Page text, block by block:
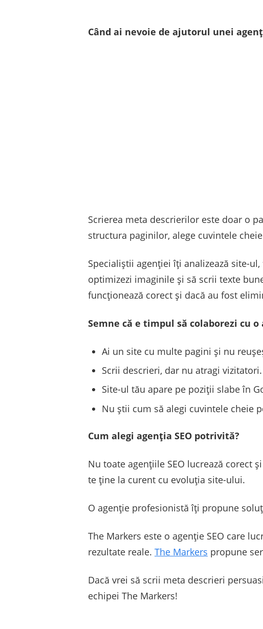
Când ai nevoie de ajutorul unei
Scrierea meta descrierilor este doar o
structura paginilor, alege cuvintele
Specialiștii agenției îți analizează site-
optimizezi imaginile și să scrii texte
funcționează corect și dacă au fost
Semne că e timpul să colaborezi cu o
Ai un site cu multe pagini și nu
Scrii descrieri, dar nu atragi vizitatori.
Site-ul tău apare pe poziții slabe în
Nu știi cum să alegi cuvintele cheie
Cum alegi agenția SEO potrivită?
Nu toate agențiile SEO lucrează corect
te ține la curent cu evoluția site-ului.
O agenție profesionistă îți propune
The Markers este o agenție SEO care
rezultate reale. The Markers propune
Dacă vrei să scrii meta descrieri
echipei The Markers!